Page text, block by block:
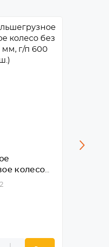
колесо
100 мм, г/
FCAL